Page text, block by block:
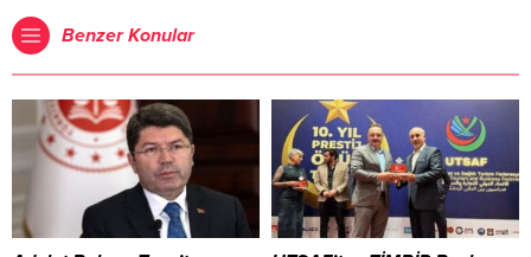
Benzer Konular